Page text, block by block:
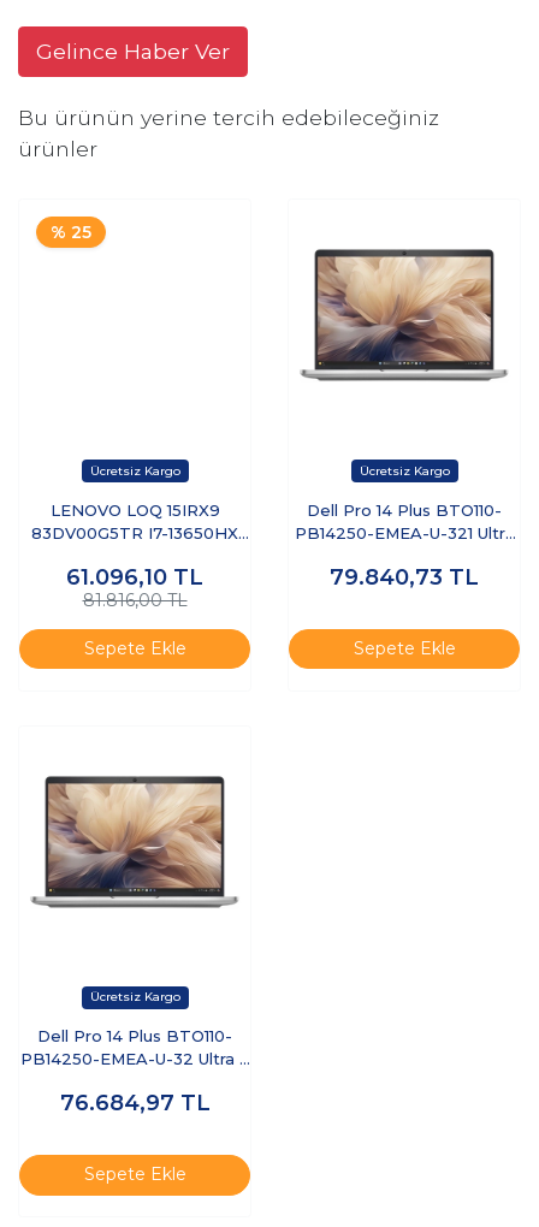
Gelince Haber Ver
Bu ürünün yerine tercih edebileceğiniz
ürünler
% 25
LENOVO LOQ 15IRX9
83DV00G5TR I7-13650HX
RTX3050 15.6" DOS
61.096,10 TL
81.816,00 TL
Sepete Ekle
Dell Pro 14 Plus BTO110-
PB14250-EMEA-U-321 Ultra
Free Dos Dizüstü Bilgisayar
79.840,73 TL
Sepete Ekle
Dell Pro 14 Plus BTO110-
PB14250-EMEA-U-32 Ultra 7
Ubuntu Dizüstü Bilgisayar
76.684,97 TL
Sepete Ekle